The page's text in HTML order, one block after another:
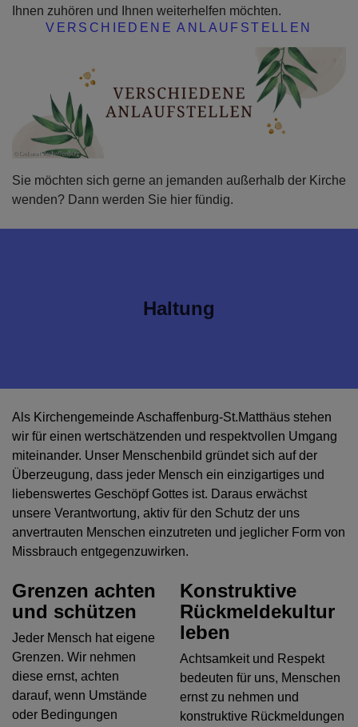
Ihnen zuhören und Ihnen weiterhelfen möchten.
VERSCHIEDENE ANLAUFSTELLEN
Sie möchten sich gerne an jemanden außerhalb der Kirche
wenden? Dann werden Sie hier fündig.
Haltung
Als Kirchengemeinde Aschaffenburg-St.Matthäus stehen
wir für einen wertschätzenden und respektvollen Umgang
miteinander. Unser Menschenbild gründet sich auf der
Überzeugung, dass jeder Mensch ein einzigartiges und
liebenswertes Geschöpf Gottes ist. Daraus erwächst
unsere Verantwortung, aktiv für den Schutz der uns
anvertrauten Menschen einzutreten und jeglicher Form von
Missbrauch entgegenzuwirken.
Grenzen achten
und schützen
Jeder Mensch hat eigene
Grenzen. Wir nehmen
diese ernst, achten
darauf, wenn Umstände
oder Bedingungen
Konstruktive
Rückmeldekultur
leben
Achtsamkeit und Respekt
bedeuten für uns, Menschen
ernst zu nehmen und
konstruktive Rückmeldungen